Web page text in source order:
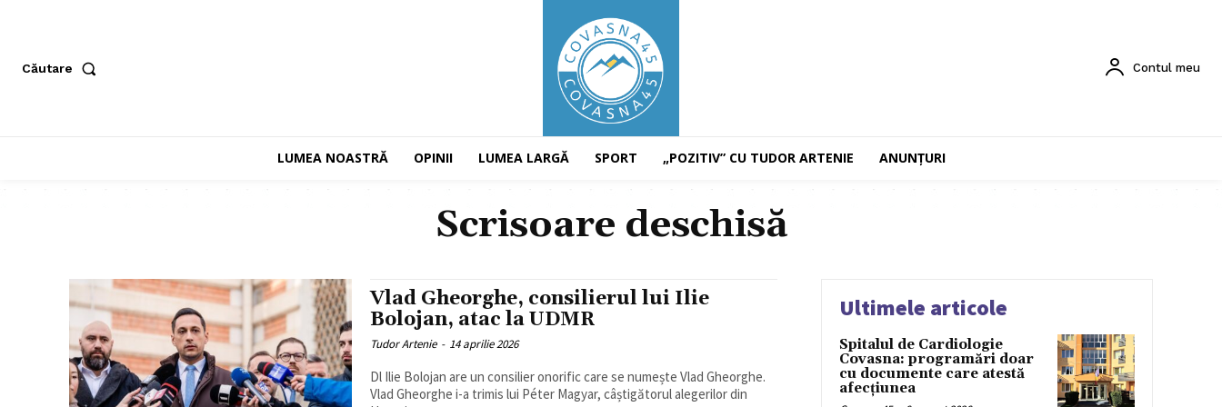
Căutare Contul meu
LUMEA NOASTRĂ OPINII LUMEA LARGĂ SPORT „POZITIV” CU TUDOR ARTENIE ANUNȚURI
Scrisoare deschisă
Vlad Gheorghe, consilierul lui Ilie
Bolojan, atac la UDMR
Tudor Artenie - 14 aprilie 2026
Dl Ilie Bolojan are un consilier onorific care se numește Vlad Gheorghe.
Vlad Gheorghe i-a trimis lui Péter Magyar, câștigătorul alegerilor din
Ultimele articole
Spitalul de Cardiologie
Covasna: programări doar
cu documente care atestă
afecțiunea